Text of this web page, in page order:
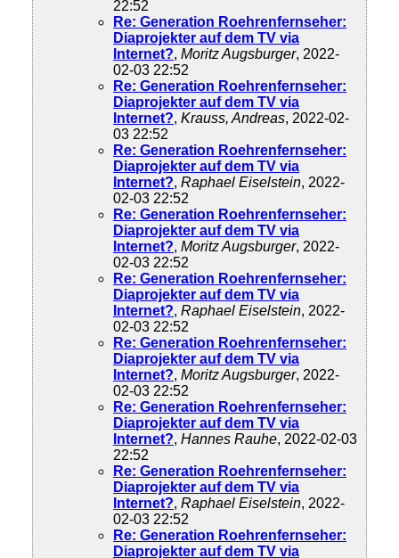
22:52
Re: Generation Roehrenfernseher:
Diaprojekter auf dem TV via
Internet?, Moritz Augsburger, 2022-
02-03 22:52
Re: Generation Roehrenfernseher:
Diaprojekter auf dem TV via
Internet?, Krauss, Andreas, 2022-02-
03 22:52
Re: Generation Roehrenfernseher:
Diaprojekter auf dem TV via
Internet?, Raphael Eiselstein, 2022-
02-03 22:52
Re: Generation Roehrenfernseher:
Diaprojekter auf dem TV via
Internet?, Moritz Augsburger, 2022-
02-03 22:52
Re: Generation Roehrenfernseher:
Diaprojekter auf dem TV via
Internet?, Raphael Eiselstein, 2022-
02-03 22:52
Re: Generation Roehrenfernseher:
Diaprojekter auf dem TV via
Internet?, Moritz Augsburger, 2022-
02-03 22:52
Re: Generation Roehrenfernseher:
Diaprojekter auf dem TV via
Internet?, Hannes Rauhe, 2022-02-03
22:52
Re: Generation Roehrenfernseher:
Diaprojekter auf dem TV via
Internet?, Raphael Eiselstein, 2022-
02-03 22:52
Re: Generation Roehrenfernseher:
Diaprojekter auf dem TV via